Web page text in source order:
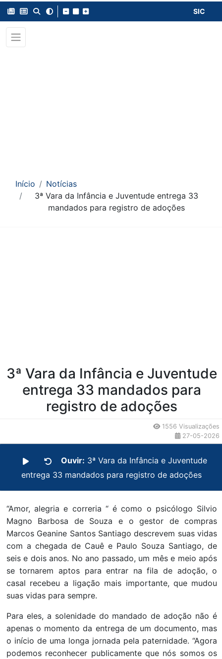
SIC
Início
Notícias
3ª Vara da Infância e Juventude entrega 33
mandados para registro de adoções
3ª Vara da Infância e Juventude
entrega 33 mandados para
registro de adoções
1556 Visualizações
27-05-2026
Ouvir: 3ª Vara da Infância e Juventude
entrega 33 mandados para registro de adoções
“Amor, alegria e correria “ é como o psicólogo Silvio
Magno Barbosa de Souza e o gestor de compras
Marcos Geanine Santos Santiago descrevem suas vidas
com a chegada de Cauê e Paulo Souza Santiago, de
seis e dois anos. No ano passado, um mês e meio após
se tornarem aptos para entrar na fila de adoção, o
casal recebeu a ligação mais importante, que mudou
suas vidas para sempre.
Para eles, a solenidade do mandado de adoção não é
apenas o momento da entrega de um documento, mas
o início de uma longa jornada pela paternidade. “Agora
podemos reconhecer publicamente que nós somos os